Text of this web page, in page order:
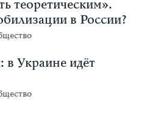
теоретическим».
в России?
в Украине идёт